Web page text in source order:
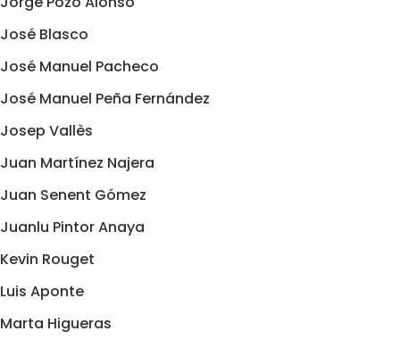
José Blasco
José Manuel Pacheco
José Manuel Peña Fernández
Josep Vallès
Juan Martínez Najera
Juan Senent Gómez
Juanlu Pintor Anaya
Kevin Rouget
Luis Aponte
Marta Higueras